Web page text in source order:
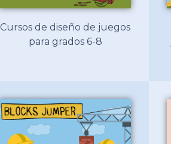
Cursos de diseño de juegos
para grados 6-8